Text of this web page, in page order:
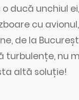
ducă unchiul
cu
de la
turbulențe, nu
altă soluție!